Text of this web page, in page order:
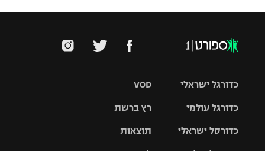
VOD
רץ ברשת
תוצאות
כדורגל ישראלי
כדורגל עולמי
כדורסל ישראלי